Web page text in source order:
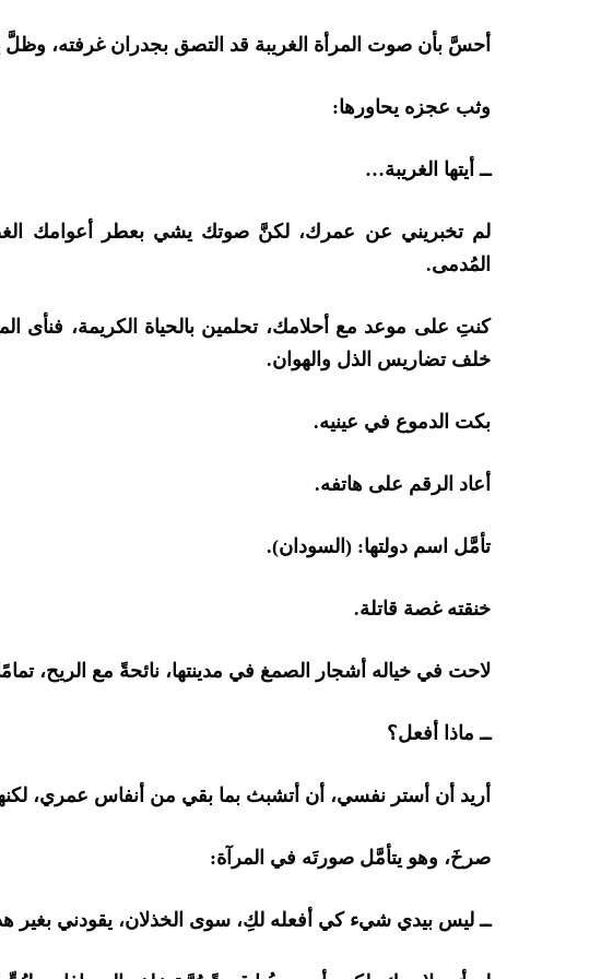
أحسَّ بأن صوت المرأة الغريبة قد التصق بجدران غرفته،
وثب عجزه يحاورها:
ــ أيتها الغريبة…
لم تخبريني عن عمرك، لكنَّ صوتك يشي بعطر أعوامك
المُدمى.
كنتِ على موعد مع أحلامك، تحلمين بالحياة الكريمة، فنأى
خلف تضاريس الذل والهوان.
بكت الدموع في عينيه.
أعاد الرقم على هاتفه.
تأمَّل اسم دولتها: (السودان).
خنقته غصة قاتلة.
لاحت في خياله أشجار الصمغ في مدينتها، نائحةً مع الريح،
ــ ماذا أفعل؟
أريد أن أستر نفسي، أن أتشبث بما بقي من أنفاس عمري،
صرخَ، وهو يتأمَّل صورتَه في المرآة:
ــ ليس بيدي شيء كي أفعله لكِ، سوى الخذلان، يقودني بغير